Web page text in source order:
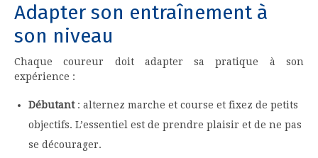
Adapter son entraînement à
son niveau
Chaque coureur doit adapter sa pratique à son
expérience :
Débutant: alternez marche et course et fixez de petits
objectifs. L’essentiel est de prendre plaisir et de ne pas
se décourager.